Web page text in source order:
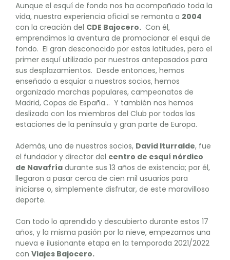
Aunque el esquí de fondo nos ha acompañado toda la
vida, nuestra experiencia oficial se remonta a 2004
con la creación del CDE Bajocero. Con él,
emprendimos la aventura de promocionar el esquí de
fondo. El gran desconocido por estas latitudes, pero el
primer esquí utilizado por nuestros antepasados para
sus desplazamientos. Desde entonces, hemos
enseñado a esquiar a nuestros socios, hemos
organizado marchas populares, campeonatos de
Madrid, Copas de España… Y también nos hemos
deslizado con los miembros del Club por todas las
estaciones de la península y gran parte de Europa.
Además, uno de nuestros socios, David Iturralde, fue
el fundador y director del centro de esquí nórdico
de Navafría durante sus 13 años de existencia; por él,
llegaron a pasar cerca de cien mil usuarios para
iniciarse o, simplemente disfrutar, de este maravilloso
deporte.
Con todo lo aprendido y descubierto durante estos 17
años, y la misma pasión por la nieve, empezamos una
nueva e ilusionante etapa en la temporada 2021/2022
con Viajes Bajocero.